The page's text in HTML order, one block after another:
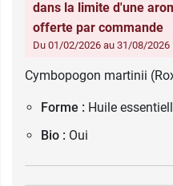
dans la limite d'une
offerte par commande
Du 01/02/2026 au 31/08/2026
Cymbopogon martinii
Forme : Huile
Bio : Oui